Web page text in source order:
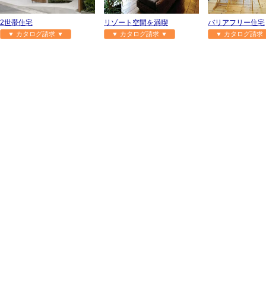
2世帯住宅
▼ カタログ請求 ▼
リゾート空間を満喫
▼ カタログ請求 ▼
バリアフリー住宅
▼ カタログ請